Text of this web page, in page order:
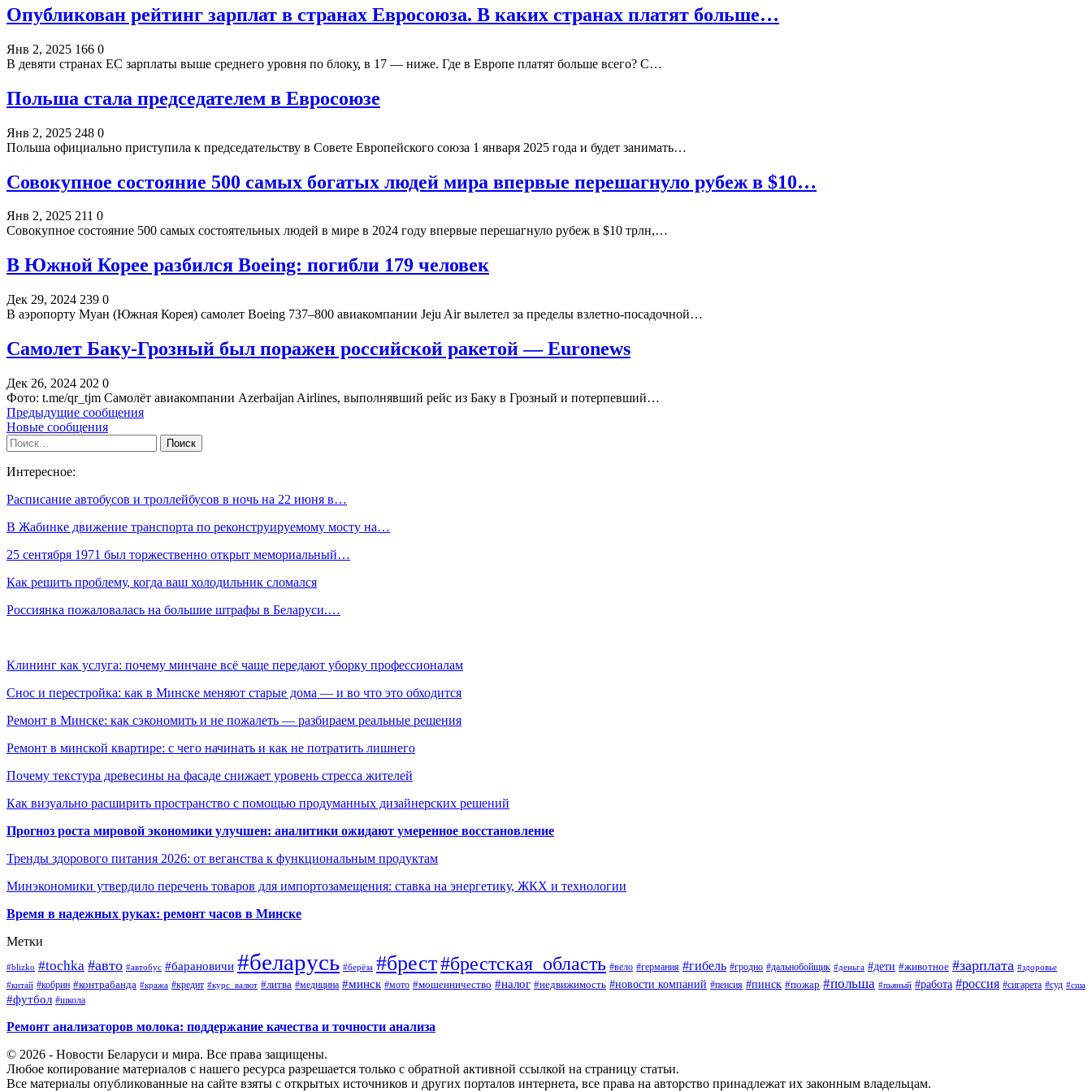
Опубликован рейтинг зарплат в странах Евросоюза. В каких странах платят больше…
Янв 2, 2025 166 0
В девяти странах ЕС зарплаты выше среднего уровня по блоку, в 17 — ниже. Где в Европе платят больше всего? С…
Польша стала председателем в Евросоюзе
Янв 2, 2025 248 0
Польша официально приступила к председательству в Совете Европейского союза 1 января 2025 года и будет занимать…
Совокупное состояние 500 самых богатых людей мира впервые перешагнуло рубеж в $10…
Янв 2, 2025 211 0
Совокупное состояние 500 самых состоятельных людей в мире в 2024 году впервые перешагнуло рубеж в $10 трлн,…
В Южной Корее разбился Boeing: погибли 179 человек
Дек 29, 2024 239 0
В аэропорту Муан (Южная Корея) самолет Boeing 737–800 авиакомпании Jeju Air вылетел за пределы взлетно-посадочной…
Самолет Баку-Грозный был поражен российской ракетой — Euronews
Дек 26, 2024 202 0
Фото: t.me/qr_tjm Самолёт авиакомпании Azerbaijan Airlines, выполнявший рейс из Баку в Грозный и потерпевший…
Предыдущие сообщения
Новые сообщения
Интересное:
Расписание автобусов и троллейбусов в ночь на 22 июня в…
В Жабинке движение транспорта по реконструируемому мосту на…
25 сентября 1971 был торжественно открыт мемориальный…
Как решить проблему, когда ваш холодильник сломался
Россиянка пожаловалась на большие штрафы в Беларуси.…
Клининг как услуга: почему минчане всё чаще передают уборку профессионалам
Снос и перестройка: как в Минске меняют старые дома — и во что это обходится
Ремонт в Минске: как сэкономить и не пожалеть — разбираем реальные решения
Ремонт в минской квартире: с чего начинать и как не потратить лишнего
Почему текстура древесины на фасаде снижает уровень стресса жителей
Как визуально расширить пространство с помощью продуманных дизайнерских решений
Прогноз роста мировой экономики улучшен: аналитики ожидают умеренное восстановление
Тренды здорового питания 2026: от веганства к функциональным продуктам
Минэкономики утвердило перечень товаров для импортозамещения: ставка на энергетику, ЖКХ и технологии
Время в надежных руках: ремонт часов в Минске
Метки
#blizko #tochka #авто #автобус #барановичи #беларусь #берёза #брест#брестская_область #вело #германия #гибель #гродно #дальнобойщик #деньга #дети #животное #зарплата #здоровье
#китай #кобрин #контрабанда #кража #кредит #курс_валют #литва #медицина #минск #мото #мошенничество #налог #недвижимость #новости компаний #пенсия #пинск #пожар #польша #пьяный #работа #россия #сигарета #суд #сша
#футбол #школа
Ремонт анализаторов молока: поддержание качества и точности анализа
© 2026 - Новости Беларуси и мира. Все права защищены.
Любое копирование материалов с нашего ресурса разрешается только с обратной активной ссылкой на страницу статьи.
Все материалы опубликованные на сайте взяты с открытых источников и других порталов интернета, все права на авторство принадлежат их законным владельцам.